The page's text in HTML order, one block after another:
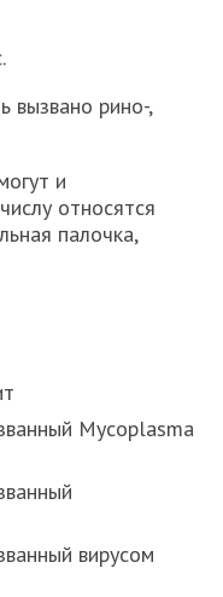
вызвано рино-,
и
относятся
палочка,
Mycoplasma
вирусом